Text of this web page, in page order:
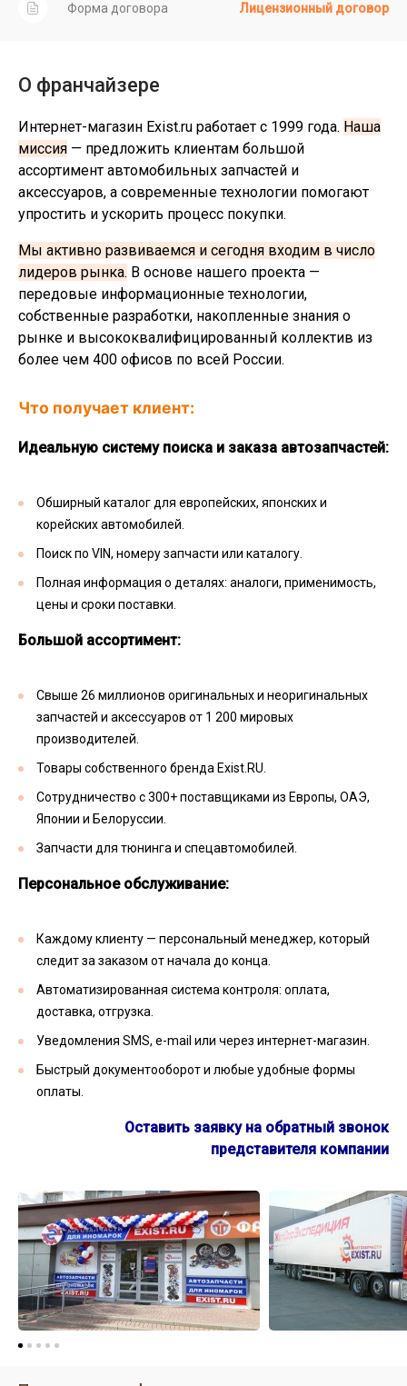
Форма договора Лицензионный договор
О франчайзере
Интернет-магазин Exist.ru работает с 1999 года. Наша
миссия — предложить клиентам большой
ассортимент автомобильных запчастей и
аксессуаров, а современные технологии помогают
упростить и ускорить процесс покупки.
Мы активно развиваемся и сегодня входим в число
лидеров рынка. В основе нашего проекта —
передовые информационные технологии,
собственные разработки, накопленные знания о
рынке и высококвалифицированный коллектив из
более чем 400 офисов по всей России.
Что получает клиент:
Идеальную систему поиска и заказа автозапчастей:
Обширный каталог для европейских, японских и
корейских автомобилей.
Поиск по VIN, номеру запчасти или каталогу.
Полная информация о деталях: аналоги, применимость,
цены и сроки поставки.
Большой ассортимент:
Свыше 26 миллионов оригинальных и неоригинальных
запчастей и аксессуаров от 1 200 мировых
производителей.
Товары собственного бренда Exist.RU.
Сотрудничество с 300+ поставщиками из Европы, ОАЭ,
Японии и Белоруссии.
Запчасти для тюнинга и спецавтомобилей.
Персональное обслуживание:
Каждому клиенту — персональный менеджер, который
следит за заказом от начала до конца.
Автоматизированная система контроля: оплата,
доставка, отгрузка.
Уведомления SMS, e-mail или через интернет-магазин.
Быстрый документооборот и любые удобные формы
оплаты.
Оставить заявку на обратный звонок
представителя компании